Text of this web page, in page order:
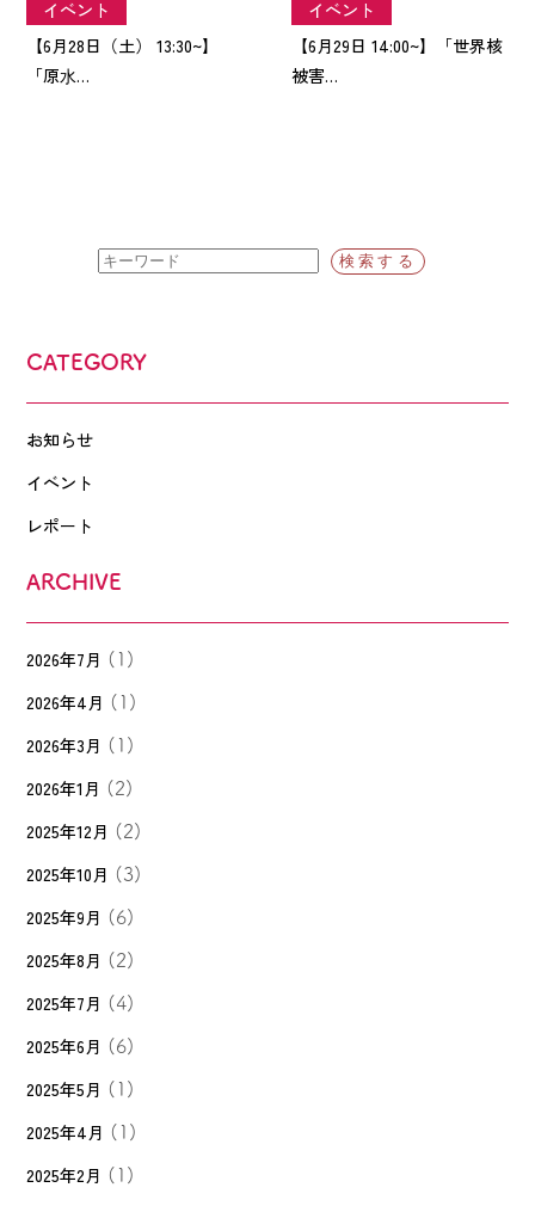
イベント
【6月28日（土） 13:30~】
「原⽔…
イベント
【6月29日 14:00~】「世界核
被害…
CATEGORY
お知らせ
イベント
レポート
ARCHIVE
2026年7月 (1)
2026年4月 (1)
2026年3月 (1)
2026年1月 (2)
2025年12月 (2)
2025年10月 (3)
2025年9月 (6)
2025年8月 (2)
2025年7月 (4)
2025年6月 (6)
2025年5月 (1)
2025年4月 (1)
2025年2月 (1)